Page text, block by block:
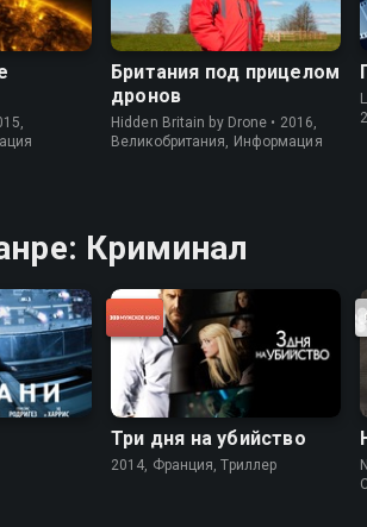
Британия под прицелом
дронов
Hidden Britain by Drone • 2016,
Великобритания, Информация
Криминал
Три дня на убийство
2014, Франция, Триллер